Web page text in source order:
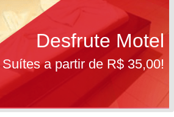
Desfrute Motel
Suítes a partir de R$ 35,00!